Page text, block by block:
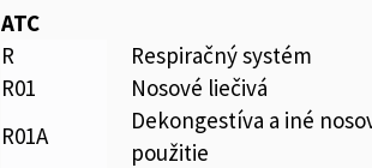
ATC
R
Respiračný systém
R01
Nosové liečivá
R01A
Dekongestíva a iné
použitie